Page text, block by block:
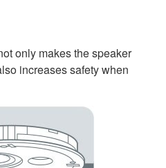
only makes the speaker
increases safety when